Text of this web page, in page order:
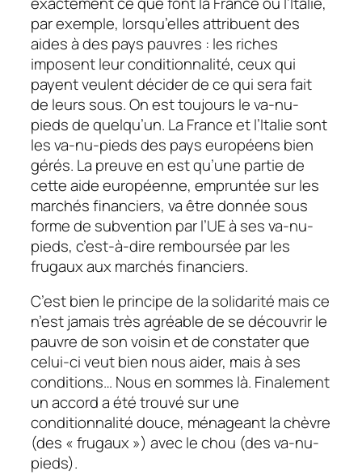
par exemple, lorsqu’elles attribuent des
aides à des pays pauvres : les riches
imposent leur conditionnalité, ceux qui
payent veulent décider de ce qui sera fait
de leurs sous. On est toujours le va-nu-
pieds de quelqu’un. La France et l’Italie sont
les va-nu-pieds des pays européens bien
gérés. La preuve en est qu’une partie de
cette aide européenne, empruntée sur les
marchés financiers, va être donnée sous
forme de subvention par l’UE à ses va-nu-
pieds, c’est-à-dire remboursée par les
frugaux aux marchés financiers.
C’est bien le principe de la solidarité mais ce
n’est jamais très agréable de se découvrir le
pauvre de son voisin et de constater que
celui-ci veut bien nous aider, mais à ses
conditions… Nous en sommes là. Finalement
un accord a été trouvé sur une
conditionnalité douce, ménageant la chèvre
(des « frugaux ») avec le chou (des va-nu-
pieds).